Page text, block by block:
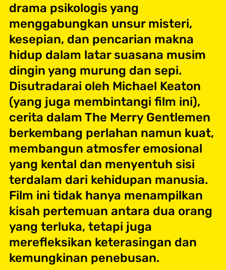
drama psikologis yang
menggabungkan unsur misteri,
kesepian, dan pencarian makna
hidup dalam latar suasana musim
dingin yang murung dan sepi.
Disutradarai oleh Michael Keaton
(yang juga membintangi film ini),
cerita dalam The Merry Gentlemen
berkembang perlahan namun kuat,
membangun atmosfer emosional
yang kental dan menyentuh sisi
terdalam dari kehidupan manusia.
Film ini tidak hanya menampilkan
kisah pertemuan antara dua orang
yang terluka, tetapi juga
merefleksikan keterasingan dan
kemungkinan penebusan.